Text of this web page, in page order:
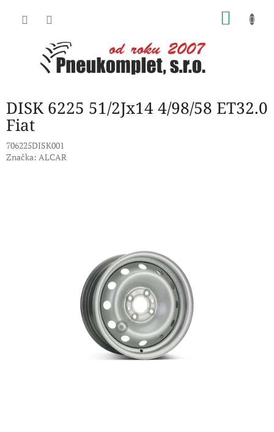
DISK 6225 51/2Jx14 4/98/58 ET32.0
Fiat
706225DISK001
Značka: ALCAR